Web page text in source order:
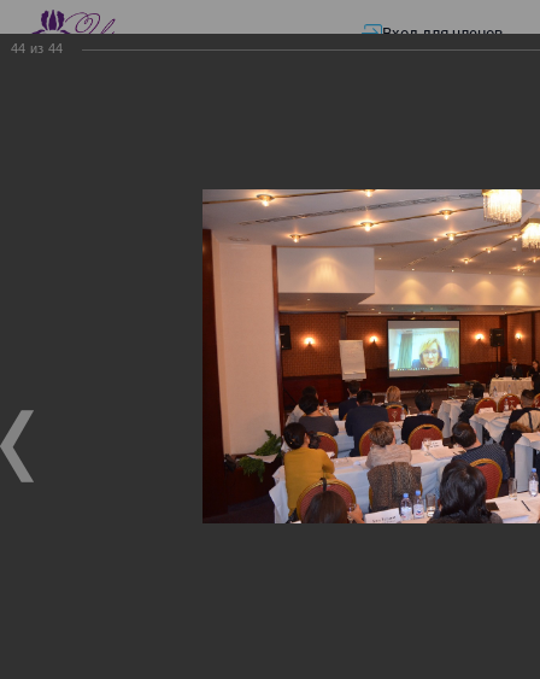
Вход для членов
Презентации—ЭЛЕКТРОННЫЕ СЧЕТА-ФАКТУРЫ.
ЭЛЕКТРОННЫЕ СЧЕТА-
ФАКТУРЫ. ВИРТУАЛЬНЫЙ
ЭЛЕКТРОННЫЕ СЧЕТА-ФАКТУРЫ. ВИРТУАЛЬНЫЙ
СКЛАД.
Семинар с КГД и разработчиками
44 из 44